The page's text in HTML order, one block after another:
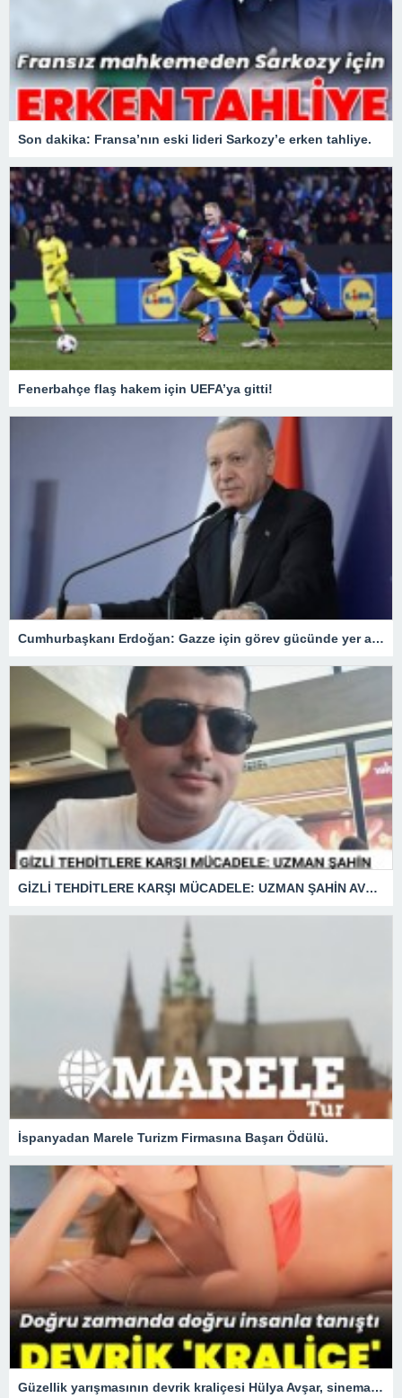
Son dakika: Fransa’nın eski lideri Sarkozy’e erken tahliye.
Fenerbahçe flaş hakem için UEFA’ya gitti!
Cumhurbaşkanı Erdoğan: Gazze için görev gücünde yer alacağız.
GİZLİ TEHDİTLERE KARŞI MÜCADELE: UZMAN ŞAHİN AVŞAR ANLATIYOR – “İSTİHBARATA KARŞI KOYMADAN VAZGEÇMEK, KAPINIZI AÇIK BIRAKMAK GİBİDİR!”
İspanyadan Marele Turizm Firmasına Başarı Ödülü.
Güzellik yarışmasının devrik kraliçesi Hülya Avşar, sinemanın kraliçesi oldu.